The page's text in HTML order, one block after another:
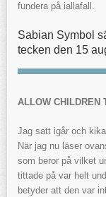
fundera på iallafall.
Sabian Symbol
tecken den 15
ALLOW CHILDREN
Jag satt igår och
När jag nu läser
som beror på vilket
tittade på var helt
betyder att den var